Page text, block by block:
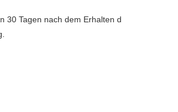
30 Tagen nach dem Erhalten d